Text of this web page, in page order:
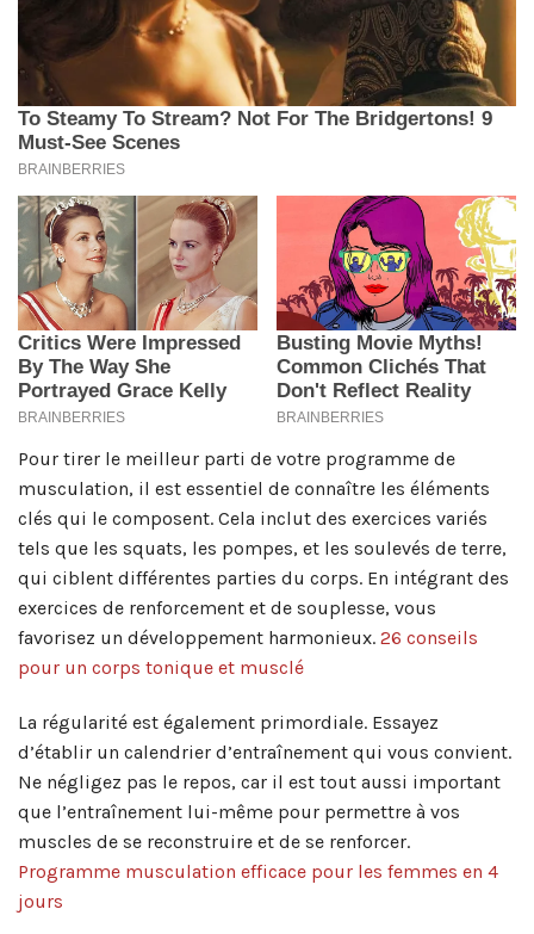
Pour tirer le meilleur parti de votre programme de
musculation, il est essentiel de connaître les éléments
clés qui le composent. Cela inclut des exercices variés
tels que les squats, les pompes, et les soulevés de terre,
qui ciblent différentes parties du corps. En intégrant des
exercices de renforcement et de souplesse, vous
favorisez un développement harmonieux. 26 conseils
pour un corps tonique et musclé
La régularité est également primordiale. Essayez
d’établir un calendrier d’entraînement qui vous convient.
Ne négligez pas le repos, car il est tout aussi important
que l’entraînement lui-même pour permettre à vos
muscles de se reconstruire et de se renforcer.
Programme musculation efficace pour les femmes en 4
jours